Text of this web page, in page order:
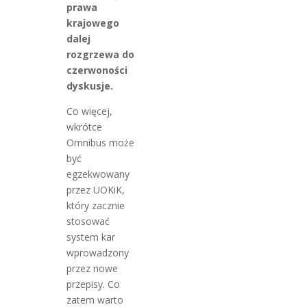
prawa
krajowego
dalej
rozgrzewa do
czerwoności
dyskusje.
Co więcej,
wkrótce
Omnibus może
być
egzekwowany
przez UOKiK,
który zacznie
stosować
system kar
wprowadzony
przez nowe
przepisy. Co
zatem warto